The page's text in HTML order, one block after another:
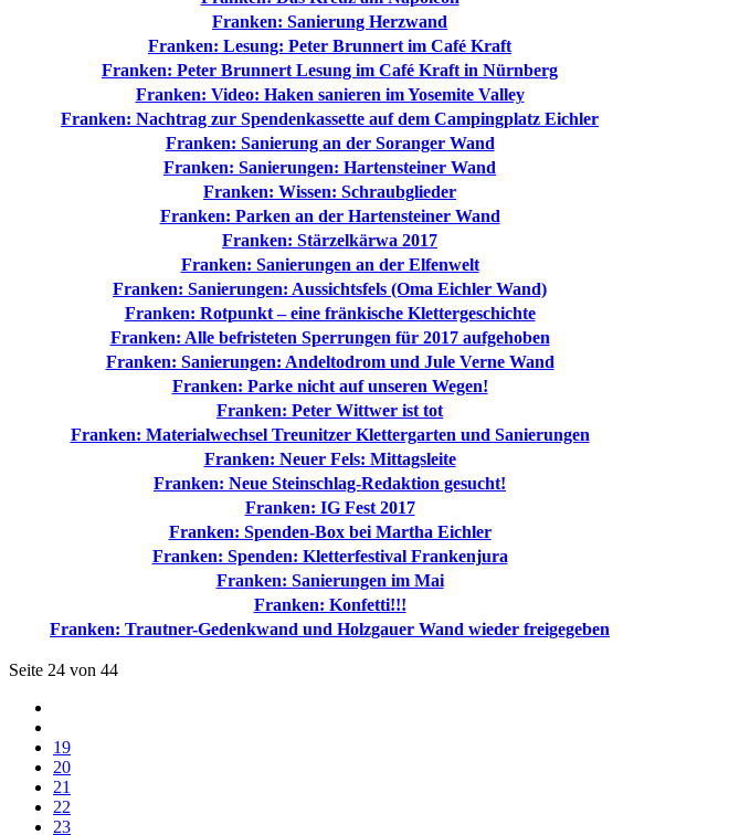
Franken: Sanierung Herzwand
Franken: Lesung: Peter Brunnert im Café Kraft
Franken: Peter Brunnert Lesung im Café Kraft in Nürnberg
Franken: Video: Haken sanieren im Yosemite Valley
Franken: Nachtrag zur Spendenkassette auf dem Campingplatz Eichler
Franken: Sanierung an der Soranger Wand
Franken: Sanierungen: Hartensteiner Wand
Franken: Wissen: Schraubglieder
Franken: Parken an der Hartensteiner Wand
Franken: Stärzelkärwa 2017
Franken: Sanierungen an der Elfenwelt
Franken: Sanierungen: Aussichtsfels (Oma Eichler Wand)
Franken: Rotpunkt – eine fränkische Klettergeschichte
Franken: Alle befristeten Sperrungen für 2017 aufgehoben
Franken: Sanierungen: Andeltodrom und Jule Verne Wand
Franken: Parke nicht auf unseren Wegen!
Franken: Peter Wittwer ist tot
Franken: Materialwechsel Treunitzer Klettergarten und Sanierungen
Franken: Neuer Fels: Mittagsleite
Franken: Neue Steinschlag-Redaktion gesucht!
Franken: IG Fest 2017
Franken: Spenden-Box bei Martha Eichler
Franken: Spenden: Kletterfestival Frankenjura
Franken: Sanierungen im Mai
Franken: Konfetti!!!
Franken: Trautner-Gedenkwand und Holzgauer Wand wieder freigegeben
Seite 24 von 44
19
20
21
22
23